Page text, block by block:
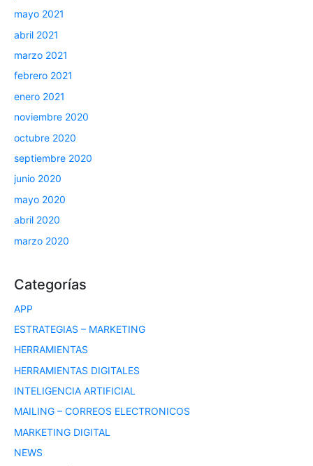
mayo 2021
abril 2021
marzo 2021
febrero 2021
enero 2021
noviembre 2020
octubre 2020
septiembre 2020
junio 2020
mayo 2020
abril 2020
marzo 2020
Categorías
APP
ESTRATEGIAS – MARKETING
HERRAMIENTAS
HERRAMIENTAS DIGITALES
INTELIGENCIA ARTIFICIAL
MAILING – CORREOS ELECTRONICOS
MARKETING DIGITAL
NEWS